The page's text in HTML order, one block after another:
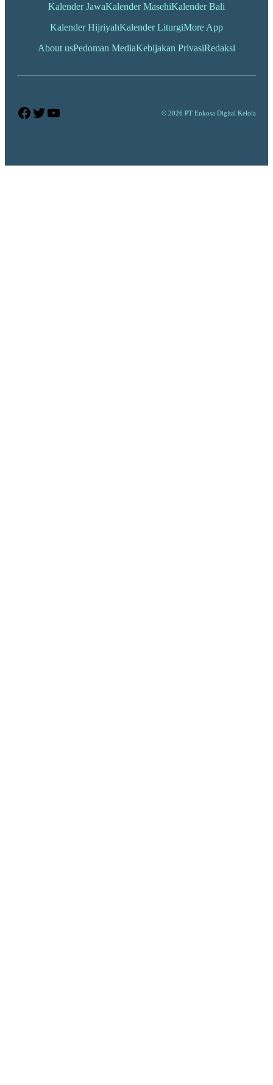
Kalender JawaKalender MasehiKalender Bali
Kalender HijriyahKalender LiturgiMore App
About usPedoman MediaKebijakan PrivasiRedaksi
Facebook
Twitter
YouTube © 2026 PT Enkosa Digital Kelola